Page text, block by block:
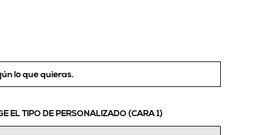
lo que quieras.
EL TIPO DE PERSONALIZADO (CARA 1)